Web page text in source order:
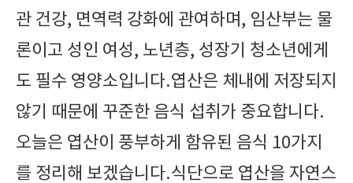
관 건강, 면역력 강화에 관여하며, 임산부는 물
론이고 성인 여성, 노년층, 성장기 청소년에게
도 필수 영양소입니다.엽산은 체내에 저장되지
않기 때문에 꾸준한 음식 섭취가 중요합니다.
오늘은 엽산이 풍부하게 함유된 음식 10가지
를 정리해 보겠습니다.식단으로 엽산을 자연스